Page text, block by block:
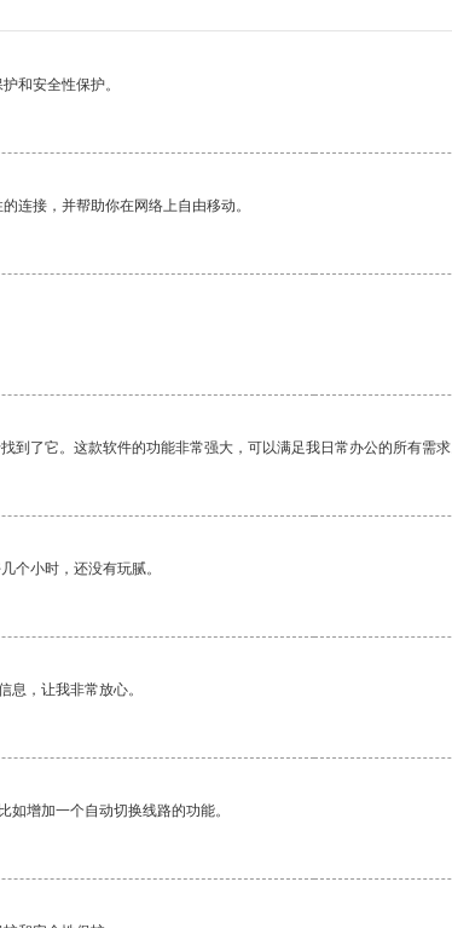
和安全性保护。
连接，并帮助你在网络上自由移动。
到了它。这款软件的功能非常强大，可以满足我日常办公的所有需
个小时，还没有玩腻。
息，让我非常放心。
增加一个自动切换线路的功能。